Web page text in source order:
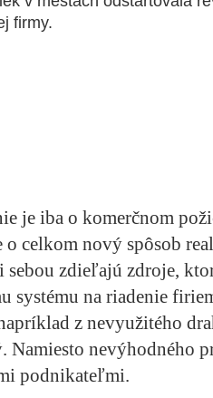
firmy.
je iba o komerčnom
celkom nový spôsob
zdieľajú zdroje,
systému na riadenie
z nevyužitého
Namiesto nevýhodného
podnikateľmi.